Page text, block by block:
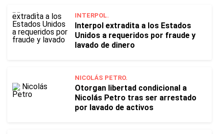
INTERPOL.
Interpol extradita a los Estados
Unidos a requeridos por fraude y
lavado de dinero
NICOLÁS PETRO.
Otorgan libertad condicional a
Nicolás Petro tras ser arrestado
por lavado de activos